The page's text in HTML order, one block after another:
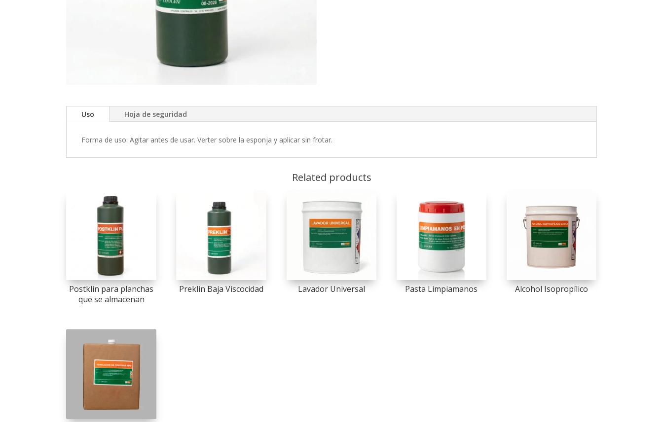
Uso Hoja de seguridad
Forma de uso: Agitar antes de usar. Verter sobre la esponja y aplicar sin frotar.
Related products
Postklin para planchas
que se almacenan
Preklin Baja Viscocidad Lavador Universal Pasta Limpiamanos Alcohol Isopropílico